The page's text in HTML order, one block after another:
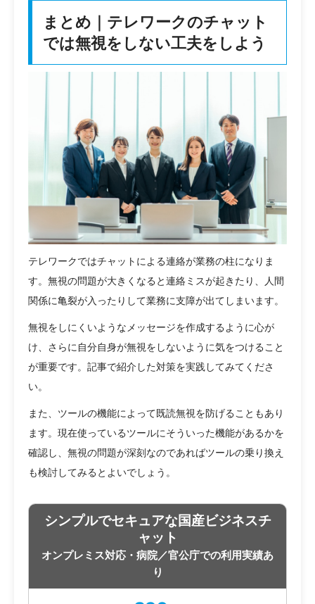
まとめ｜テレワークのチャット
では無視をしない工夫をしよう
テレワークではチャットによる連絡が業務の柱になりま
す。無視の問題が大きくなると連絡ミスが起きたり、人間
関係に亀裂が入ったりして業務に支障が出てしまいます。
無視をしにくいようなメッセージを作成するように心が
け、さらに自分自身が無視をしないように気をつけること
が重要です。記事で紹介した対策を実践してみてくださ
い。
また、ツールの機能によって既読無視を防げることもあり
ます。現在使っているツールにそういった機能があるかを
確認し、無視の問題が深刻なのであればツールの乗り換え
も検討してみるとよいでしょう。
シンプルでセキュアな国産ビジネスチ
ャット
オンプレミス対応・病院／官公庁での利用実績あ
り